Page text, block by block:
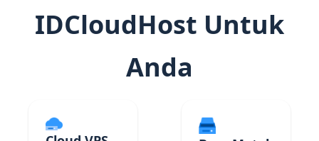
IDCloudHost Untuk
Anda